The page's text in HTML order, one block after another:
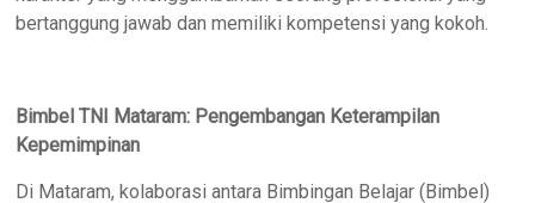
bertanggung jawab dan memiliki kompetensi yang kokoh.
Bimbel TNI Mataram: Pengembangan Keterampilan
Kepemimpinan
Di Mataram, kolaborasi antara Bimbingan Belajar (Bimbel)